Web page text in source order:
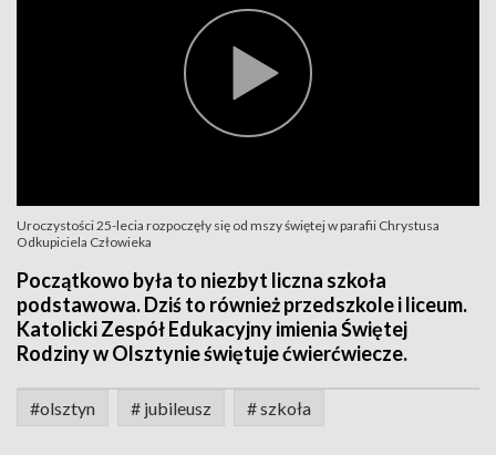
Uroczystości 25-lecia rozpoczęły się od mszy świętej w parafii Chrystusa
Odkupiciela Człowieka
Początkowo była to niezbyt liczna szkoła
podstawowa. Dziś to również przedszkole i liceum.
Katolicki Zespół Edukacyjny imienia Świętej
Rodziny w Olsztynie świętuje ćwierćwiecze.
#olsztyn # jubileusz # szkoła